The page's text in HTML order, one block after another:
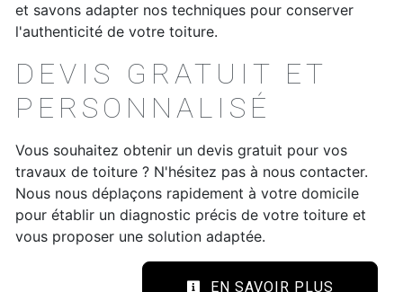
et savons adapter nos techniques pour conserver
l'authenticité de votre toiture.
DEVIS GRATUIT ET
PERSONNALISÉ
Vous souhaitez obtenir un devis gratuit pour vos
travaux de toiture ? N'hésitez pas à nous contacter.
Nous nous déplaçons rapidement à votre domicile
pour établir un diagnostic précis de votre toiture et
vous proposer une solution adaptée.
EN SAVOIR PLUS